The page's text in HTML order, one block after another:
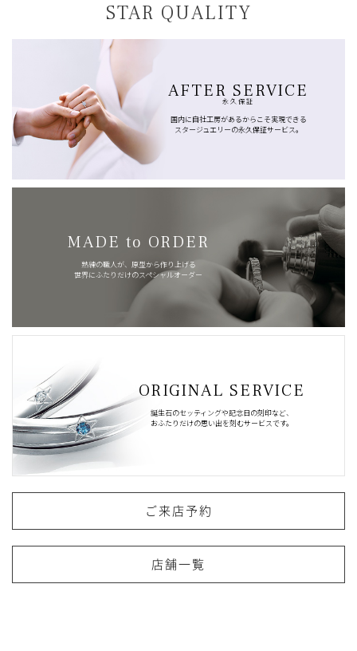
STAR QUALITY
AFTER SERVICE
永久保証
国内に自社工房があるからこそ実現できる
スタージュエリーの永久保証サービス。
MADE to ORDER
熟練の職人が、原型から作り上げる
世界にふたりだけのスペシャルオーダー
ORIGINAL SERVICE
誕生石のセッティングや記念日の刻印など、
おふたりだけの思い出を刻むサービスです。
ご来店予約
店舗一覧